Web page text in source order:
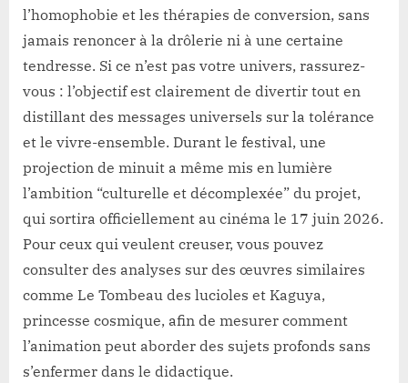
l’homophobie et les thérapies de conversion, sans
jamais renoncer à la drôlerie ni à une certaine
tendresse. Si ce n’est pas votre univers, rassurez-
vous : l’objectif est clairement de divertir tout en
distillant des messages universels sur la tolérance
et le vivre-ensemble. Durant le festival, une
projection de minuit a même mis en lumière
l’ambition “culturelle et décomplexée” du projet,
qui sortira officiellement au cinéma le 17 juin 2026.
Pour ceux qui veulent creuser, vous pouvez
consulter des analyses sur des œuvres similaires
comme Le Tombeau des lucioles et Kaguya,
princesse cosmique, afin de mesurer comment
l’animation peut aborder des sujets profonds sans
s’enfermer dans le didactique.